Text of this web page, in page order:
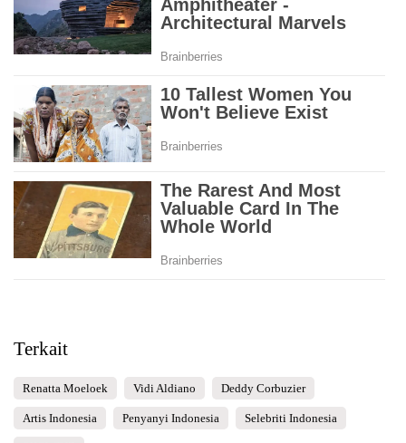
Terkait
Renatta Moeloek Vidi Aldiano Deddy Corbuzier
Artis Indonesia Penyanyi Indonesia Selebriti Indonesia